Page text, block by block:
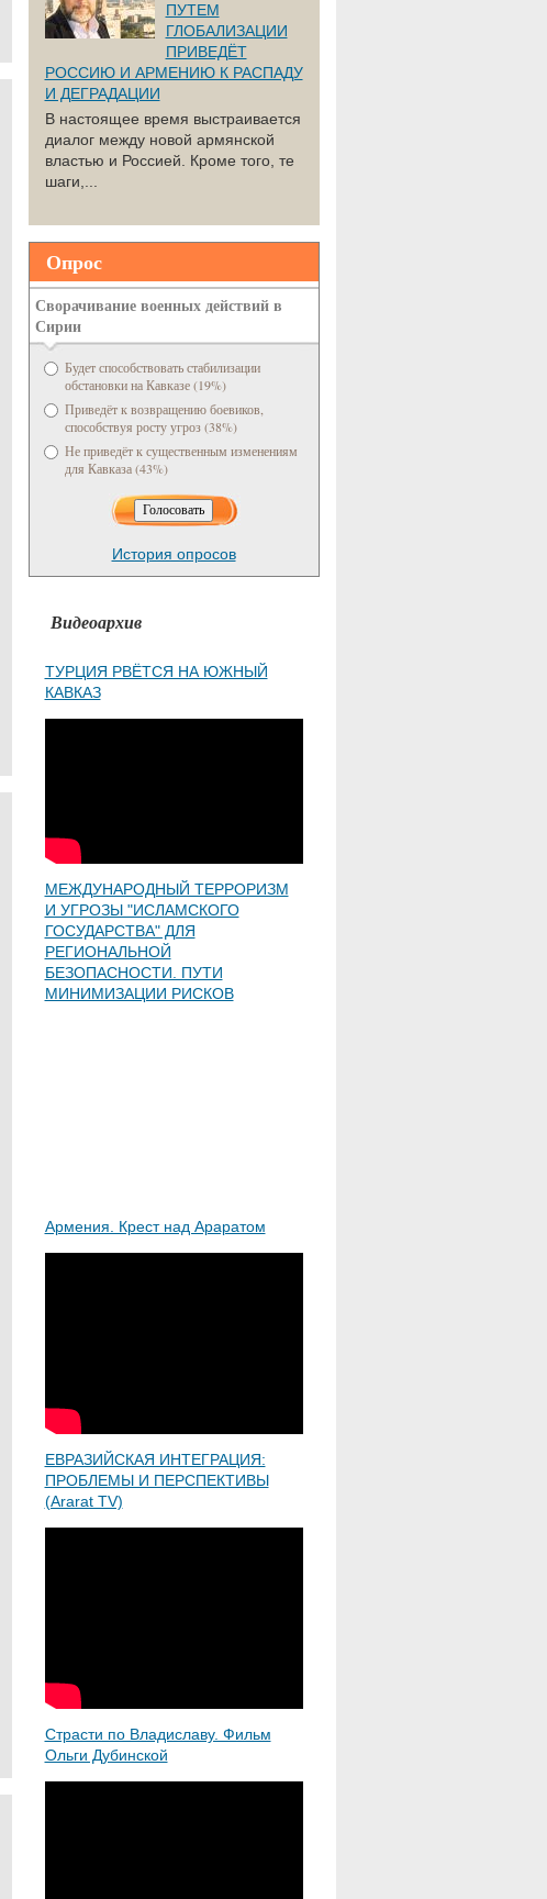
ПУТЕМ
ГЛОБАЛИЗАЦИИ
ПРИВЕДЁТ
РОССИЮ И АРМЕНИЮ К РАСПАДУ
И ДЕГРАДАЦИИ
В настоящее время выстраивается
диалог между новой армянской
властью и Россией. Кроме того, те
шаги,...
Опрос
Сворачивание военных действий в
Сирии
Будет способствовать стабилизации
обстановки на Кавказе (19%)
Приведёт к возвращению боевиков,
способствуя росту угроз (38%)
Не приведёт к существенным изменениям
для Кавказа (43%)
История опросов
Видеоархив
ТУРЦИЯ РВЁТСЯ НА ЮЖНЫЙ
КАВКАЗ
МЕЖДУНАРОДНЫЙ ТЕРРОРИЗМ
И УГРОЗЫ "ИСЛАМСКОГО
ГОСУДАРСТВА" ДЛЯ
РЕГИОНАЛЬНОЙ
БЕЗОПАСНОСТИ. ПУТИ
МИНИМИЗАЦИИ РИСКОВ
Армения. Крест над Араратом
ЕВРАЗИЙСКАЯ ИНТЕГРАЦИЯ:
ПРОБЛЕМЫ И ПЕРСПЕКТИВЫ
(Ararat TV)
Страсти по Владиславу. Фильм
Ольги Дубинской